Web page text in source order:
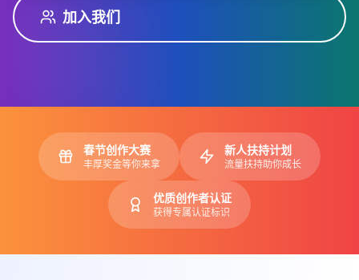
加入我们
春节创作大赛
丰厚奖金等你来拿
新人扶持计划
流量扶持助你成长
优质创作者认证
获得专属认证标识